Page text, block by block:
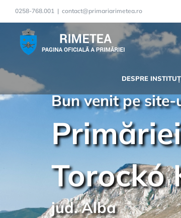
0258-768.001 | contact@primariarimetea.ro
DESPRE
Bun venit pe site-
Torockó
jud. Alba